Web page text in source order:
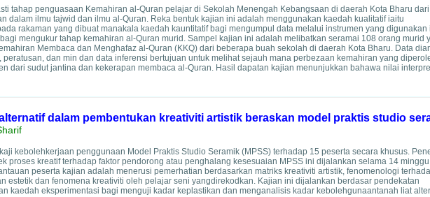
tahap penguasaan Kemahiran al-Quran pelajar di Sekolah Menengah Kebangsaan di daerah Kota Bharu
dalam ilmu tajwid dan ilmu al-Quran. Reka bentuk kajian ini adalah menggunakan kaedah kualitatif iaitu
rakaman yang dibuat manakala kaedah kauntitatif bagi mengumpul data melalui instrumen yang digunakan
mengukur tahap kemahiran al-Quran murid. Sampel kajian ini adalah melibatkan seramai 108 orang murid
Membaca dan Menghafaz al-Quran (KKQ) dari beberapa buah sekolah di daerah Kota Bharu. Data
dan min dan data inferensi bertujuan untuk melihat sejauh mana perbezaan kemahiran yang
dari sudut jantina dan kekerapan membaca al-Quran. Hasil dapatan kajian menunjukkan bahawa nilai
dalam pembentukan kreativiti artistik beraskan model praktis studio
kebolehkerjaan penggunaan Model Praktis Studio Seramik (MPSS) terhadap 15 peserta secara khusus.
proses kreatif terhadap faktor pendorong atau penghalang kesesuaian MPSS ini dijalankan selama 14
peserta kajian adalah menerusi pemerhatian berdasarkan matriks kreativiti artistik, fenomenologi
estetik dan fenomena kreativiti oleh pelajar seni yangdirekodkan. Kajian ini dijalankan berdasar pendekatan
kaedah eksperimentasi bagi menguji kadar keplastikan dan menganalisis kadar kebolehgunaantanah liat